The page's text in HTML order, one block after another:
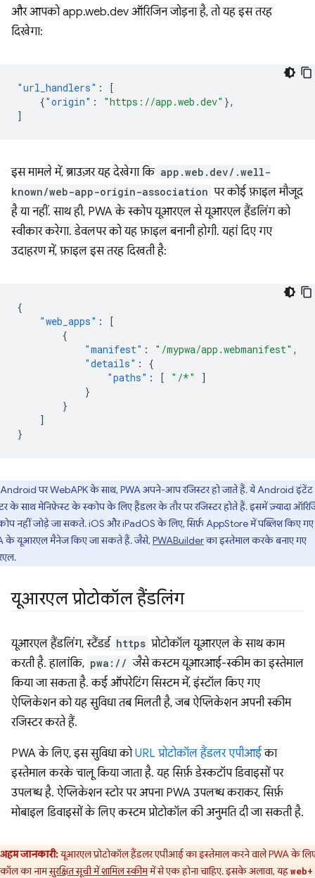
और आपको app.web.dev ऑरिजिन जोड़ना है, तो यह इस तरह
दिखेगा:
"url_handlers" :
[
{"origin" : "https://app.web.dev" },
]
इस मामले में, ब्राउज़र यह देखेगा कि app.web.dev/.well-
known/web-app-origin-association पर कोई फ़ाइल मौजूद
है या नहीं. साथ ही, PWA के स्कोप यूआरएल से यूआरएल हैंडलिंग को
स्वीकार करेगा. डेवलपर को यह फ़ाइल बनानी होगी. यहां दिए गए
उदाहरण में, फ़ाइल इस तरह दिखती है:
{
"web_apps" :
[
{
"manifest" : "/mypwa/app.webmanifest" ,
"details" :
{
"paths" : [ "/*"
]
}
}
]
}
Android पर WebAPK के साथ, PWA अपने-आप रजिस्टर हो जाते हैं. ये Android इंटेंट
के साथ मेनिफ़ेस्ट के स्कोप के लिए हैंडलर के तौर पर रजिस्टर होते हैं. इसमें ज़्यादा
नहीं जोड़े जा सकते. iOS और iPadOS के लिए, सिर्फ़ AppStore में पब्लिश किए गए
के यूआरएल मैनेज किए जा सकते हैं. जैसे, PWABuilderका इस्तेमाल करके बनाए गए
यूआरएल प्रोटोकॉल हैंडलिंग
यूआरएल हैंडलिंग, स्टैंडर्ड https प्रोटोकॉल यूआरएल के साथ काम
करती है. हालांकि, pwa:// जैसे कस्टम यूआरआई-स्कीम का इस्तेमाल
किया जा सकता है. कई ऑपरेटिंग सिस्टम में, इंस्टॉल किए गए
ऐप्लिकेशन को यह सुविधा तब मिलती है, जब ऐप्लिकेशन अपनी स्कीम
रजिस्टर करते हैं.
PWA के लिए, इस सुविधा कोURL प्रोटोकॉल हैंडलर एपीआईका
इस्तेमाल करके चालू किया जाता है. यह सिर्फ़ डेस्कटॉप डिवाइसों पर
उपलब्ध है. ऐप्लिकेशन स्टोर पर अपना PWA उपलब्ध कराकर, सिर्फ़
मोबाइल डिवाइसों के लिए कस्टम प्रोटोकॉल की अनुमति दी जा सकती है.
अहम जानकारी:यूआरएल प्रोटोकॉल हैंडलर एपीआई का इस्तेमाल करने वाले PWA के
का नामसुरक्षित सूची में शामिल स्कीममें से एक होना चाहिए. इसके अलावा, यहweb+